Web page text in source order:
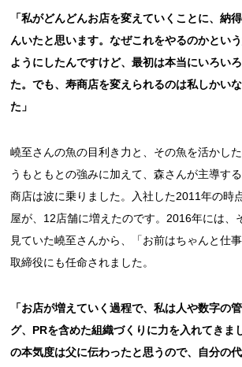
「私がどんどんお店を変えていくことに、納
んいたと思います。なぜこれをやるのかとい
ようにしたんですけど、最初は本当にいろい
た。でも、寿商店を変えられるのは私しかい
た」
嶢至さんの魚の目利き力と、その魚を活かし
うもともとの強みに加えて、森さんが主導す
商店は波に乗りました。入社した2011年の時
屋が、12店舗に増えたのです。2016年には、
見ていた嶢至さんから、「お前はちゃんと仕
取締役にも任命されました。
「お店が増えていく過程で、私は人や数字の
グ、PRを含めた組織づくりに力を入れてきま
の本気度は父に伝わったと思うので、自分の